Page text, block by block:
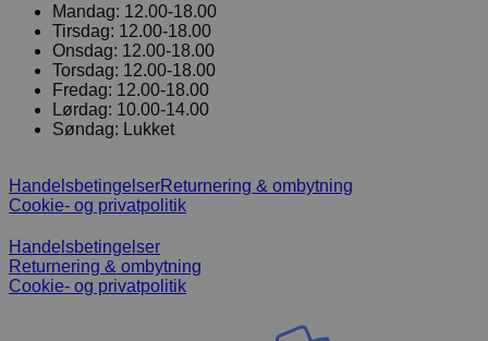
Mandag: 12.00-18.00
Tirsdag: 12.00-18.00
Onsdag: 12.00-18.00
Torsdag: 12.00-18.00
Fredag: 12.00-18.00
Lørdag: 10.00-14.00
Søndag: Lukket
HandelsbetingelserReturnering & ombytning
Cookie- og privatpolitik
Handelsbetingelser
Returnering & ombytning
Cookie- og privatpolitik